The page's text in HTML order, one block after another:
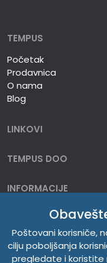
TEMPUS
Početak
Prodavnica
O nama
Blog
LINKOVI
TEMPUS DOO
INFORMACIJE
Poštovani korisniče,
cilju poboljšanja
pregledate i koristite